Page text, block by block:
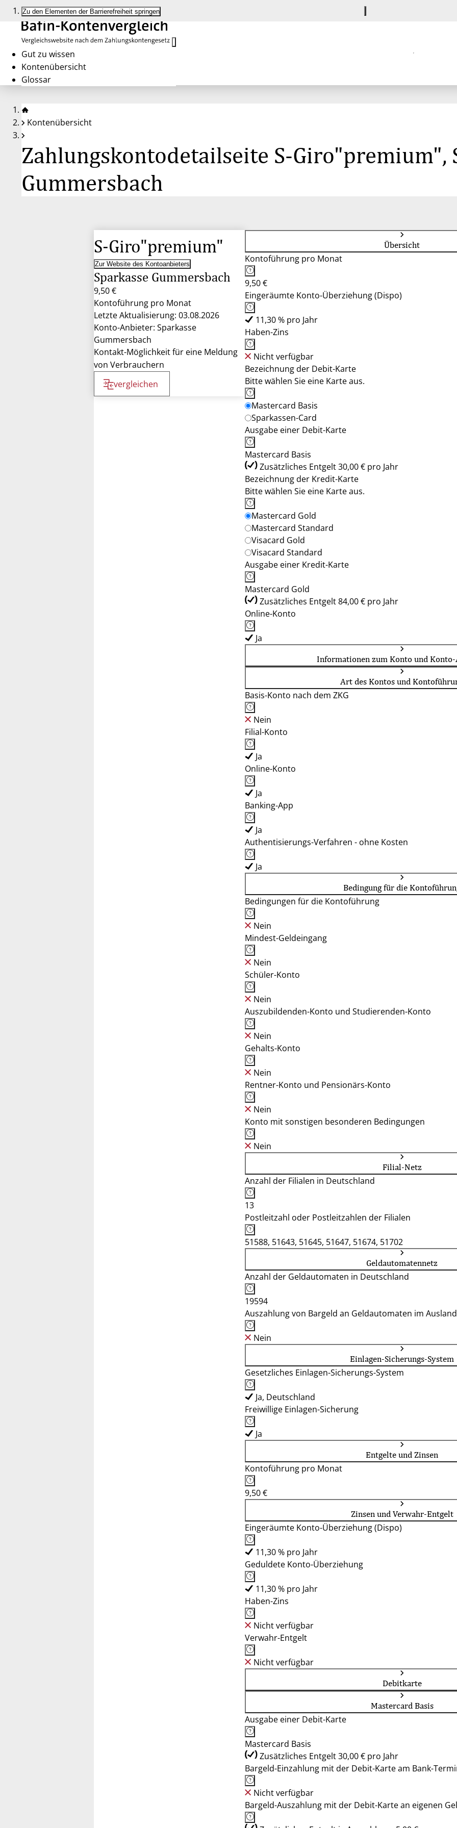
Zu den Elementen der Barrierefreiheit springen
Gut zu wissen
Kontenübersicht
Glossar
Kontenübersicht
Zahlungskontodetailseite S-Giro"premium",
Gummersbach
S-Giro"premium"
Zur Website des Kontoanbieters
Sparkasse Gummersbach
9,50 €
Kontoführung pro Monat
Letzte Aktualisierung: 03.08.2026
Konto-Anbieter: Sparkasse
Gummersbach
Kontakt-Möglichkeit für eine Meldung
von Verbrauchern
vergleichen
Übersicht
Kontoführung pro Monat
9,50 €
Eingeräumte Konto-Überziehung (Dispo)
11,30 % pro Jahr
Haben-Zins
Nicht verfügbar
Bezeichnung der Debit-Karte
Bitte wählen Sie eine Karte aus.
Mastercard Basis
Sparkassen-Card
Ausgabe einer Debit-Karte
Mastercard Basis
Zusätzliches Entgelt 30,00 € pro Jahr
Bezeichnung der Kredit-Karte
Bitte wählen Sie eine Karte aus.
Mastercard Gold
Mastercard Standard
Visacard Gold
Visacard Standard
Ausgabe einer Kredit-Karte
Mastercard Gold
Zusätzliches Entgelt 84,00 € pro Jahr
Online-Konto
Ja
Informationen zum Konto und
Art des Kontos und
Basis-Konto nach dem ZKG
Nein
Filial-Konto
Ja
Online-Konto
Ja
Banking-App
Ja
Authentisierungs-Verfahren - ohne Kosten
Ja
Bedingung für die
Bedingungen für die Kontoführung
Nein
Mindest-Geldeingang
Nein
Schüler-Konto
Nein
Auszubildenden-Konto und Studierenden-Konto
Nein
Gehalts-Konto
Nein
Rentner-Konto und Pensionärs-Konto
Nein
Konto mit sonstigen besonderen Bedingungen
Nein
Filial-Netz
Anzahl der Filialen in Deutschland
13
Postleitzahl oder Postleitzahlen der Filialen
51588, 51643, 51645, 51647, 51674, 51702
Geldautomatennetz
Anzahl der Geldautomaten in Deutschland
19594
Auszahlung von Bargeld an Geldautomaten im
Nein
Einlagen-Sicherungs-System
Gesetzliches Einlagen-Sicherungs-System
Ja, Deutschland
Freiwillige Einlagen-Sicherung
Ja
Entgelte und Zinsen
Kontoführung pro Monat
9,50 €
Zinsen und Verwahr-Entgelt
Eingeräumte Konto-Überziehung (Dispo)
11,30 % pro Jahr
Geduldete Konto-Überziehung
11,30 % pro Jahr
Haben-Zins
Nicht verfügbar
Verwahr-Entgelt
Nicht verfügbar
Debitkarte
Mastercard Basis
Ausgabe einer Debit-Karte
Mastercard Basis
Zusätzliches Entgelt 30,00 € pro Jahr
Bargeld-Einzahlung mit der Debit-Karte am Bank-
Nicht verfügbar
Bargeld-Auszahlung mit der Debit-Karte an eigenen